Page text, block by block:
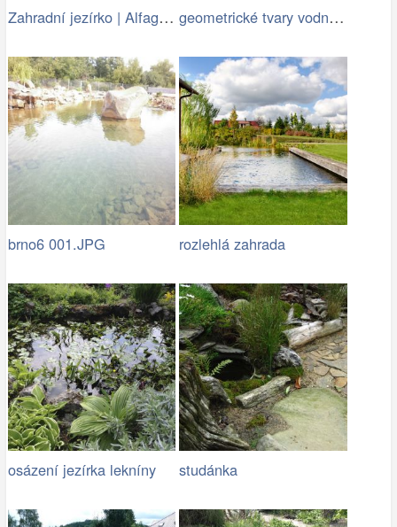
Zahradní jezírko | Alfagreen.cz geometrické tvary vodních ploch jsou…
brno6 001.JPG rozlehlá zahrada
osázení jezírka lekníny studánka